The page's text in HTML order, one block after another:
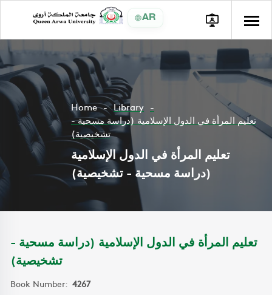
AR
Home
Library
تعليم المرأة في الدول الإسلامية (دراسة مسحية -
تشخيصية)
تعليم المرأة في الدول الإسلامية
(دراسة مسحية - تشخيصية)
تعليم المرأة في الدول الإسلامية (دراسة مسحية -
تشخيصية)
Book Number: 4267